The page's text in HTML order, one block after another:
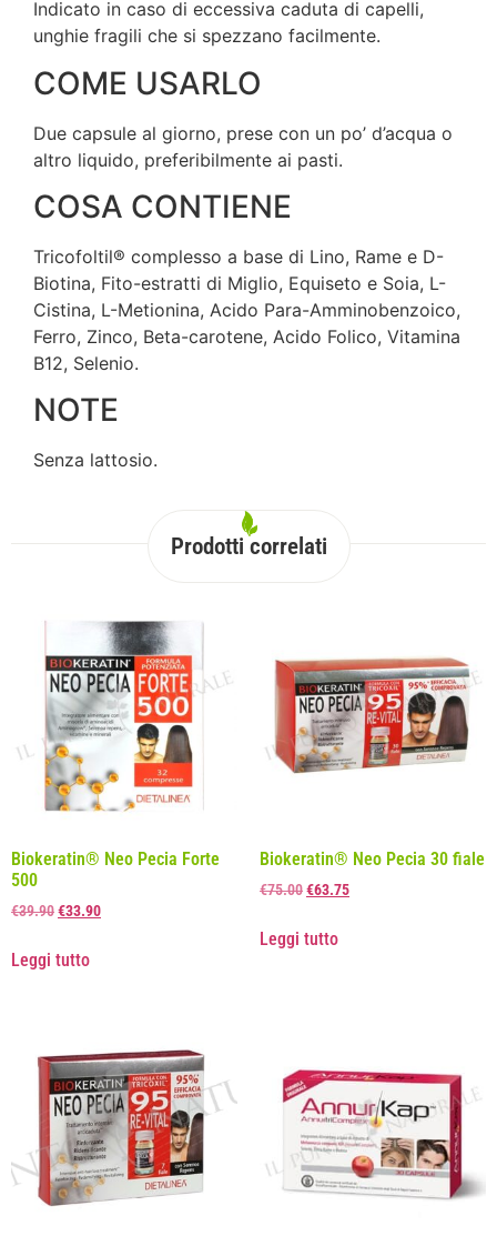
Indicato in caso di eccessiva caduta di capelli,
unghie fragili che si spezzano facilmente.
COME USARLO
Due capsule al giorno, prese con un po’ d’acqua o
altro liquido, preferibilmente ai pasti.
COSA CONTIENE
Tricofoltil® complesso a base di Lino, Rame e D-
Biotina, Fito-estratti di Miglio, Equiseto e Soia, L-
Cistina, L-Metionina, Acido Para-Amminobenzoico,
Ferro, Zinco, Beta-carotene, Acido Folico, Vitamina
B12, Selenio.
NOTE
Senza lattosio.
Prodotti correlati
Biokeratin® Neo Pecia Forte
500
€39.90€33.90
Leggi tutto
Biokeratin® Neo Pecia 30 fiale
€75.00€63.75
Leggi tutto